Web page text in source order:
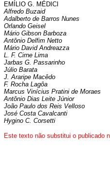
EMÍLIO G. MÉDICI
Alfredo Buzaid
Adalberto de Barros Nunes
Orlando Geisel
Mário Gibson Barboza
Antônio Delfim Netto
Mário David Andreazza
L. F. Cirne Lima
Jarbas G. Passarinho
Júlio Barata
J. Araripe Macêdo
F. Rocha Lagôa
Marcus Vinícius Pratini de Moraes
Antônio Dias Leite Júnior
João Paulo dos Reis Velloso
José Costa Cavalcanti
Hygino C. Corsetti
Este texto não substitui o publicado